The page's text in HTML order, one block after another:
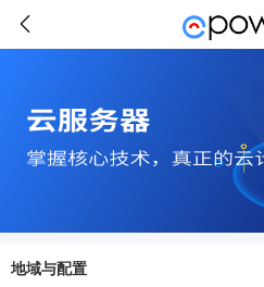
地域与配置